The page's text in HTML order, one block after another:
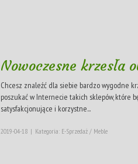
Nowoczesne krzesła
Chcesz znaleźć dla siebie bardzo wygodne
poszukać w Internecie takich sklepów, które
satysfakcjonujące i korzystne...
2019-04-18 | Kategoria: E-Sprzedaż / Meble